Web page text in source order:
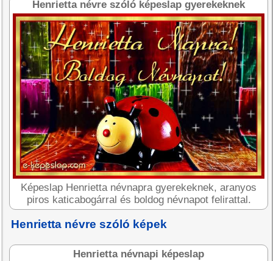
Henrietta névre szóló képeslap gyerekeknek
Képeslap Henrietta névnapra gyerekeknek, aranyos
piros katicabogárral és boldog névnapot felirattal.
Henrietta névre szóló képek
Henrietta névnapi képeslap